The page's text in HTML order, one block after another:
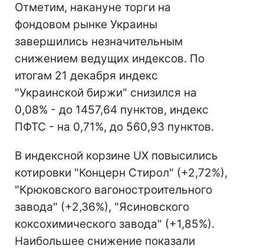
Отметим, накануне торги на
фондовом рынке Украины
завершились незначительным
снижением ведущих индексов. По
итогам 21 декабря индекс
"Украинской биржи" снизился на
0,08% - до 1457,64 пунктов, индекс
ПФТС - на 0,71%, до 560,93 пунктов.
В индексной корзине UX повысились
котировки "Концерн Стирол" (+2,72%),
"Крюковского вагоностроительного
завода" (+2,36%), "Ясиновского
коксохимического завода" (+1,85%).
Наибольшее снижение показали